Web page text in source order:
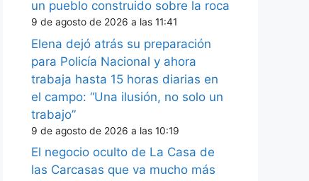
un pueblo construido sobre la roca
9 de agosto de 2026 a las 11:41
Elena dejó atrás su preparación
para Policía Nacional y ahora
trabaja hasta 15 horas diarias en
el campo: “Una ilusión, no solo un
trabajo”
9 de agosto de 2026 a las 10:19
El negocio oculto de La Casa de
las Carcasas que va mucho más